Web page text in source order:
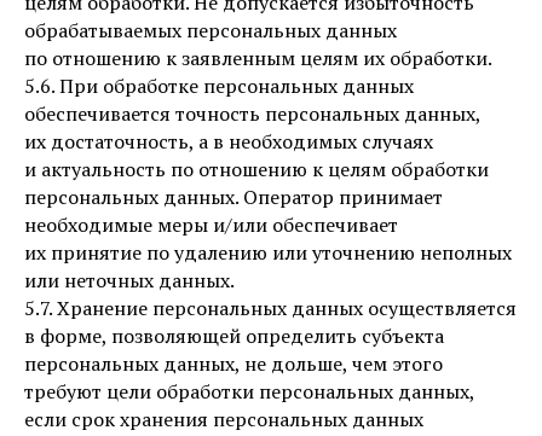
обрабатываемых персональных данных
по отношению к заявленным целям их обработки.
5.6. При обработке персональных данных
обеспечивается точность персональных данных,
их достаточность, а в необходимых случаях
и актуальность по отношению к целям обработки
персональных данных. Оператор принимает
необходимые меры и/или обеспечивает
их принятие по удалению или уточнению неполных
или неточных данных.
5.7. Хранение персональных данных осуществляется
в форме, позволяющей определить субъекта
персональных данных, не дольше, чем этого
требуют цели обработки персональных данных,
если срок хранения персональных данных